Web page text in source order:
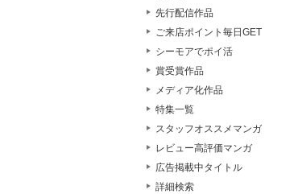
先行配信作品
ご来店ポイント毎日GET
シーモアでポイ活
賞受賞作品
メディア化作品
特集一覧
スタッフオススメマンガ
レビュー高評価マンガ
広告掲載中タイトル
詳細検索